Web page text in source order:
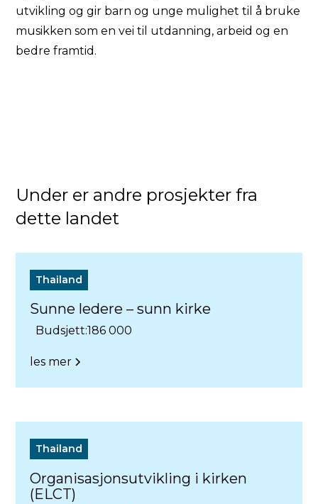
utvikling og gir barn og unge mulighet til å bruke
musikken som en vei til utdanning, arbeid og en
bedre framtid.
Under er andre prosjekter fra
dette landet
Thailand
Sunne ledere – sunn kirke
Budsjett:186 000
les mer
Thailand
Organisasjonsutvikling i kirken
(ELCT)